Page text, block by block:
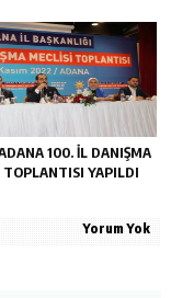
100. İL DANIŞMA
TOPLANTISI YAPILDI
Yorum Yok